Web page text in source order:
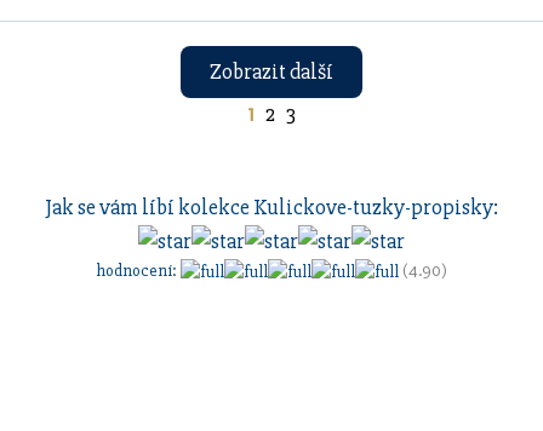
Zobrazit další
1 2 3
Jak se vám líbí kolekceKulickove-tuzky-propisky:
hodnocení: (4.90)